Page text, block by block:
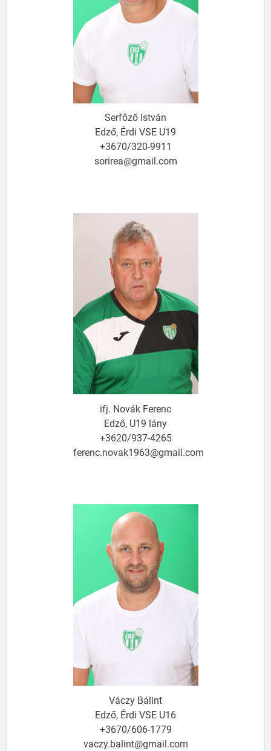
Serfőző István
Edző, Érdi VSE U19
+3670/320-9911
sorirea@gmail.com
ifj. Novák Ferenc
Edző, U19 lány
+3620/937-4265
ferenc.novak1963@gmail.com
Váczy Bálint
Edző, Érdi VSE U16
+3670/606-1779
vaczy.balint@gmail.com